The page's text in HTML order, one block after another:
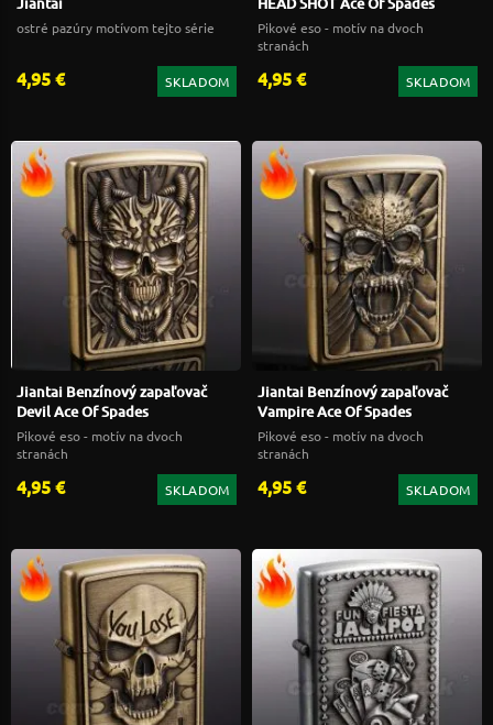
ostré pazúry motívom tejto série
4,95 € SKLADOM
Pikové eso - motív na dvoch
stranách
4,95 € SKLADOM
Jiantai Benzínový zapaľovač
Devil Ace Of Spades
Pikové eso - motív na dvoch
stranách
4,95 € SKLADOM
Jiantai Benzínový zapaľovač
Vampire Ace Of Spades
Pikové eso - motív na dvoch
stranách
4,95 € SKLADOM